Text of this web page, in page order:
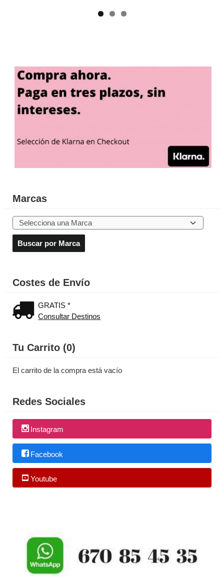
Marcas
Costes de Envío
GRATIS *
Consultar Destinos
Tu Carrito (0)
El carrito de la compra está vacío
Redes Sociales
Instagram
Facebook
Youtube